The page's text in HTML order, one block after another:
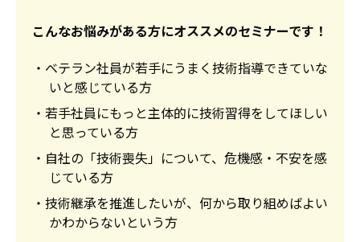
こんなお悩みがある方にオススメのセミナーです！
・ベテラン社員が若手にうまく技術指導できていな
いと感じている方
・若手社員にもっと主体的に技術習得をしてほしい
と思っている方
・自社の「技術喪失」について、危機感・不安を感
じている方
・技術継承を推進したいが、何から取り組めばよい
かわからないという方